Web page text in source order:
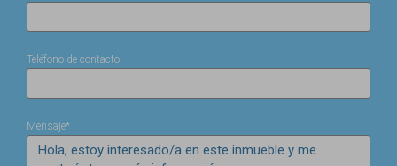
Teléfono de contacto
Mensaje*